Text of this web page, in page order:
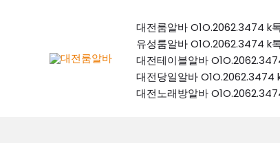
대전룸알바 O1O.2062.3474 k
유성룸알바 O1O.2062.3474 k
대전테이블알바
대전당일알바
대전노래방알바